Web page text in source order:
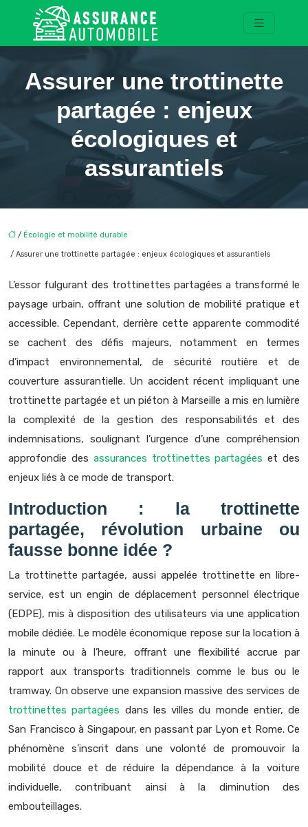
Assurer une trottinette
partagée : enjeux
écologiques et
assurantiels
/ Écologie et mobilité durable
/ Assurer une trottinette partagée : enjeux écologiques et assurantiels
L’essor fulgurant des trottinettes partagées a transformé le
paysage urbain, offrant une solution de mobilité pratique et
accessible. Cependant, derrière cette apparente commodité
se cachent des défis majeurs, notamment en termes
d’impact environnemental, de sécurité routière et de
couverture assurantielle. Un accident récent impliquant une
trottinette partagée et un piéton à Marseille a mis en lumière
la complexité de la gestion des responsabilités et des
indemnisations, soulignant l’urgence d’une compréhension
approfondie des assurances trottinettes partagéeset des
enjeux liés à ce mode de transport.
Introduction : la trottinette
partagée, révolution urbaine ou
fausse bonne idée ?
La trottinette partagée, aussi appelée trottinette en libre-
service, est un engin de déplacement personnel électrique
(EDPE), mis à disposition des utilisateurs via une application
mobile dédiée. Le modèle économique repose sur la location à
la minute ou à l’heure, offrant une flexibilité accrue par
rapport aux transports traditionnels comme le bus ou le
tramway. On observe une expansion massive des services de
trottinettes partagées dans les villes du monde entier, de
San Francisco à Singapour, en passant par Lyon et Rome. Ce
phénomène s’inscrit dans une volonté de promouvoir la
mobilité douce et de réduire la dépendance à la voiture
individuelle, contribuant ainsi à la diminution des
embouteillages.